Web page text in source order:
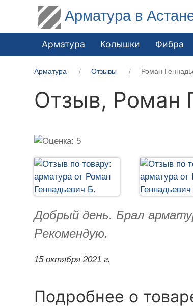
Арматура в
Арматура Колышки Фибра
Арматура Отзывы Роман
Отзыв, Роман
Добрый день. Брал
Рекомендую.
15 октября 2021 г.
Подробнее о